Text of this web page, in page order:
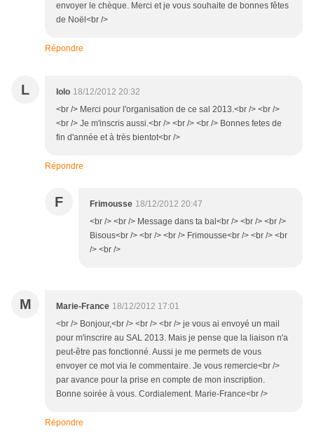
envoyer le chèque. Merci et je vous souhaite de bonnes fêtes
de Noël<br />
Répondre
L lolo 18/12/2012 20:32
<br /> Merci pour l'organisation de ce sal 2013.<br /> <br />
<br /> Je m'inscris aussi.<br /> <br /> <br /> Bonnes fetes de
fin d'année et à très bientot<br />
Répondre
F Frimousse 18/12/2012 20:47
<br /> <br /> Message dans ta bal<br /> <br /> <br />
Bisous<br /> <br /> <br /> Frimousse<br /> <br /> <br
/> <br />
M Marie-France 18/12/2012 17:01
<br /> Bonjour,<br /> <br /> <br /> je vous ai envoyé un mail
pour m'inscrire au SAL 2013. Mais je pense que la liaison n'a
peut-être pas fonctionné. Aussi je me permets de vous
envoyer ce mot via le commentaire. Je vous remercie<br />
par avance pour la prise en compte de mon inscription.
Bonne soirée à vous. Cordialement. Marie-France<br />
Répondre